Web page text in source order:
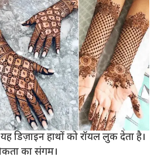
डिज़ाइन हाथों को रॉयल लुक देता है।
का संगम।